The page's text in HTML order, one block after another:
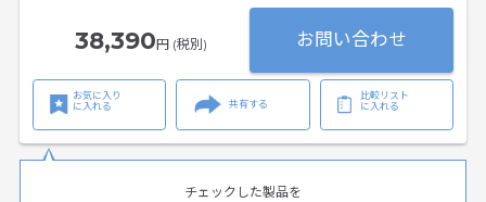
38,390円 (税別) お問い合わせ
お気に入り
に入れる
共有する
比較リスト
に入れる
チェックした製品を